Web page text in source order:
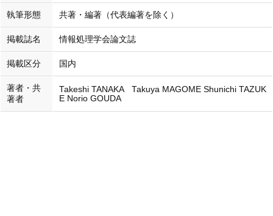
執筆形態 共著・編著（代表編著を除く）
掲載誌名 情報処理学会論文誌
掲載区分 国内
著者・共
著者
Takeshi TANAKA Takuya MAGOME Shunichi TAZUK
E Norio GOUDA